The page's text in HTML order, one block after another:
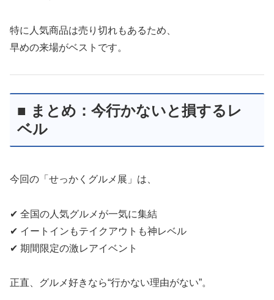
特に人気商品は売り切れもあるため、
早めの来場がベストです。
■ まとめ：今行かないと損するレ
ベル
今回の「せっかくグルメ展」は、
✔ 全国の人気グルメが一気に集結
✔ イートインもテイクアウトも神レベル
✔ 期間限定の激レアイベント
正直、グルメ好きなら“行かない理由がない”。